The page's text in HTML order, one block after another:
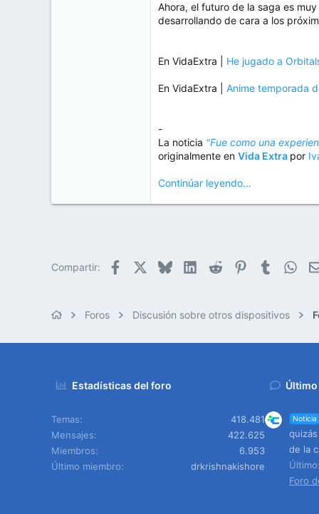
Ahora, el futuro de la saga es
desarrollando de cara a los
En VidaExtra | He jugado a
En VidaExtra | Anime temporada
-
La noticia "Fue como una
originalmente en Vida Extra por
Continúar leyendo...
Compartir: Facebook BlueskyLinkedIn
Reddit PinterestTumblr
Foros Discusión sobre otros dispositivos
Estadísticas del foro
Temas
418.481
Mensajes
422.625
Miembros
6.953
Último miembro
drkrishnakishore
Noticia
de la
Foro